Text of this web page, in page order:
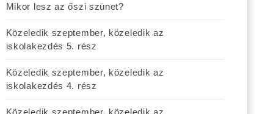
Mikor lesz az őszi szünet?
Közeledik szeptember, közeledik az
iskolakezdés 5. rész
Közeledik szeptember, közeledik az
iskolakezdés 4. rész